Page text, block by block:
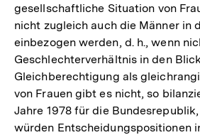
gesellschaftliche Situation von
nicht zugleich auch die Männer in
einbezogen werden, d. h., wenn
Geschlechterverhältnis in den
Gleichberechtigung als
von Frauen gibt es nicht, so
Jahre 1978 für die
würden Entscheidungspositionen